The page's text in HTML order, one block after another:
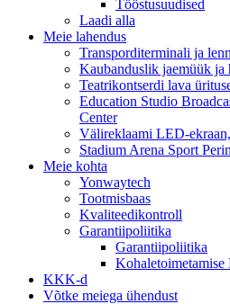
Tööstusuudised
Laadi alla
Meie lahendus
Transporditerminali ja
Kaubanduslik jaemüük ja
Teatrikontserdi lava
Education Studio
Center
Välireklaami LED-ekraan,
Stadium Arena Sport
Meie kohta
Yonwaytech
Tootmisbaas
Kvaliteedikontroll
Garantiipoliitika
Garantiipoliitika
KKK-d
Võtke meiega ühendust